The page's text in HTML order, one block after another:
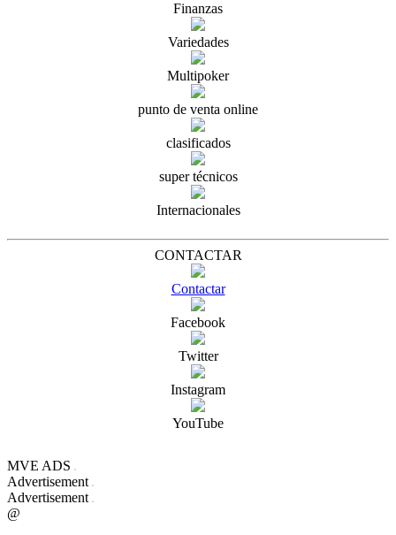
Finanzas
Variedades
Multipoker
punto de venta online
clasificados
super técnicos
Internacionales
CONTACTAR
Contactar
Facebook
Twitter
Instagram
YouTube
MVE ADS
Advertisement
Advertisement
@